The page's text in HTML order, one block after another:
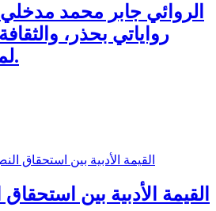
الروائي جابر محمد
رواياتي بحذر،
لمخاطبة العالم.
القيمة الأدبية بين